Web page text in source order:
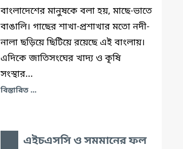
বাংলাদেশের মানুষকে বলা হয়, মাছে-ভাতে
বাঙালি। গাছের শাখা-প্রশাখার মতো নদী-
নালা ছড়িয়ে ছিটিয়ে রয়েছে এই বাংলায়।
এদিকে জাতিসংঘের খাদ্য ও কৃষি
সংস্থার...
বিস্তারিত ...
এইচএসসি ও সমমানের ফল